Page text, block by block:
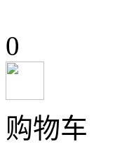
0
购物车